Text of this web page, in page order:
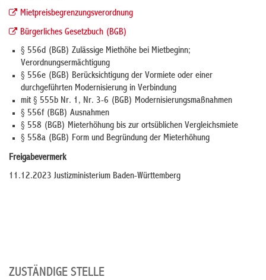
Mietpreisbegrenzungsverordnung
Bürgerliches Gesetzbuch (BGB)
§ 556d (BGB) Zulässige Miethöhe bei Mietbeginn;
Verordnungsermächtigung
§ 556e (BGB) Berücksichtigung der Vormiete oder einer
durchgeführten Modernisierung in Verbindung
mit § 555b Nr. 1, Nr. 3-6 (BGB) Modernisierungsmaßnahmen
§ 556f (BGB) Ausnahmen
§ 558 (BGB) Mieterhöhung bis zur ortsüblichen Vergleichsmiete
§ 558a (BGB) Form und Begründung der Mieterhöhung
Freigabevermerk
11.12.2023 Justizministerium Baden-Württemberg
ZUSTÄNDIGE STELLE